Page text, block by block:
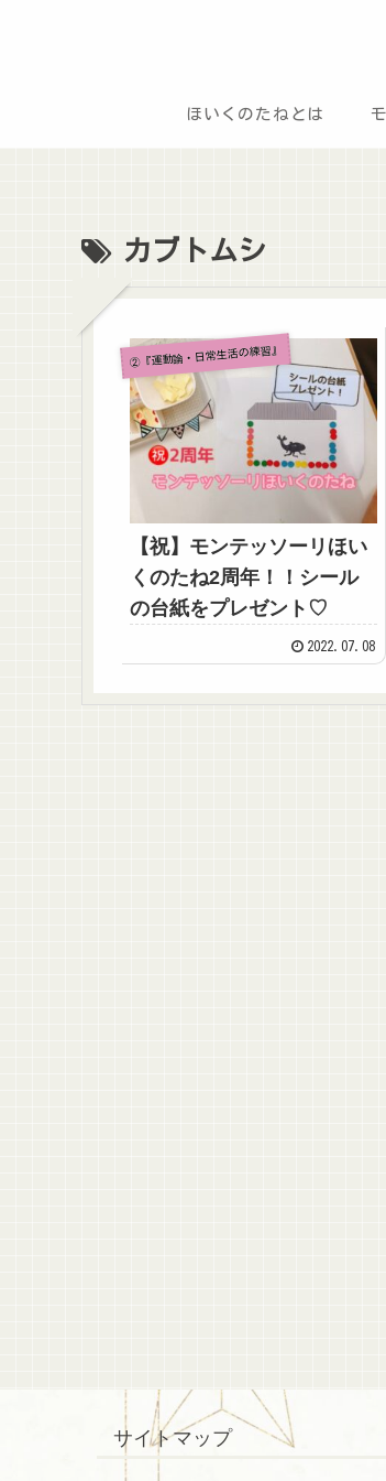
ほいくのたねとは
カブトムシ
②『運動論・日常生活の練習』
【祝】モンテッソーリほい
くのたね2周年！！シール
の台紙をプレゼント♡
2022.07.08
サイトマップ